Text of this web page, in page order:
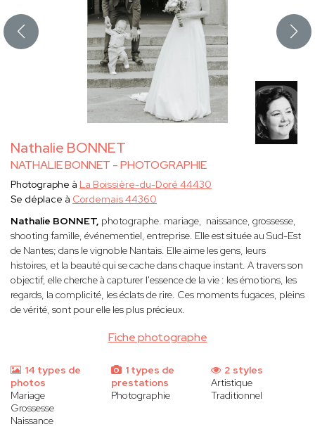
Nathalie BONNET
NATHALIE BONNET - PHOTOGRAPHIE
Fiche photographe
Photographe à La Boissière-du-Doré 44430
Se déplace à Cordemais 44360
Nathalie BONNET, photographe. mariage, naissance, grossesse,
shooting famille, événementiel, entreprise. Elle est située au Sud-Est
de Nantes; dans le vignoble Nantais. Elleaime les gens, leurs
histoires, et la beauté qui se cache dans chaque instant. A travers son
objectif, elle cherche à capturer l'essence de la vie : les émotions, les
regards, la complicité, les éclats de rire. Ces moments fugaces, pleins
de vérité, sont pour elle les plus précieux.
14 types de
photos
Mariage
Grossesse
Naissance
1 types de
prestations
Photographie
2 styles
Artistique
Traditionnel